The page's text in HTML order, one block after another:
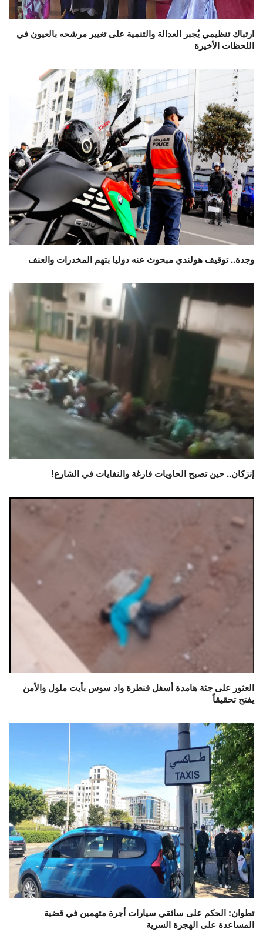
ارتباك تنظيمي يُجبر العدالة والتنمية على تغيير مرشحه بالعيون في
اللحظات الأخيرة
وجدة.. توقيف هولندي مبحوث عنه دوليا بتهم المخدرات والعنف
إنزكان.. حين تصبح الحاويات فارغة والنفايات في الشارع!
العثور على جثة هامدة أسفل قنطرة واد سوس بأيت ملول والأمن
يفتح تحقيقاً
تطوان: الحكم على سائقي سيارات أجرة متهمين في قضية
المساعدة على الهجرة السرية